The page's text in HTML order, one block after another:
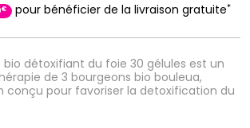
détoxifiant du foie 30 gélules est un
de 3 bourgeons bio bouleua,
conçu pour favoriser la detoxification du
€ pour bénéficier de la livraison gratuite*